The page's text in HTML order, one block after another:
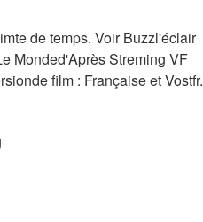
de temps. Voir Buzzl'éclair
Monded'Après Streming VF
film : Française et Vostfr.